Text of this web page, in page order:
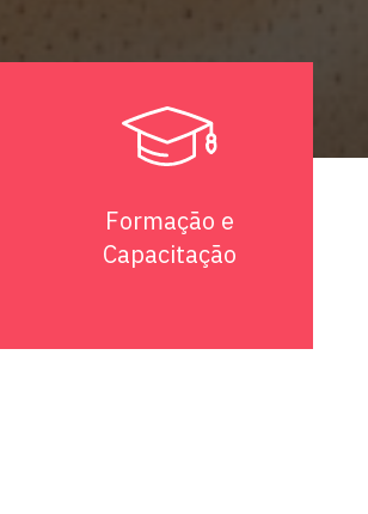
Formação e
Capacitação